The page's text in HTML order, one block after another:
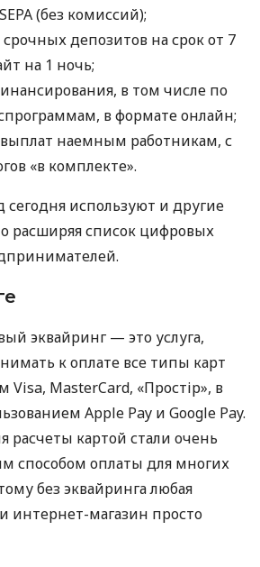
(без комиссий);
депозитов на срок от 7
на 1 ночь;
в том числе по
в формате онлайн;
наемным работникам, с
«в комплекте».
используют и другие
расширяя список цифровых
эквайринг — это услуга,
к оплате все типы карт
MasterCard, «Простір», в
Apple Pay и Google Pay.
расчеты картой стали очень
способом оплаты для многих
без эквайринга любая
интернет-магазин просто